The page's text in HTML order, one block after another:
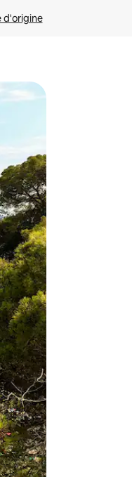
d'origine
en les faisant glisser.